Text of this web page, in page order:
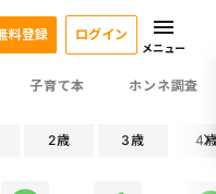
子育て本 ホンネ調査
料登録 ログイン
メニュー
2歳 3歳 4